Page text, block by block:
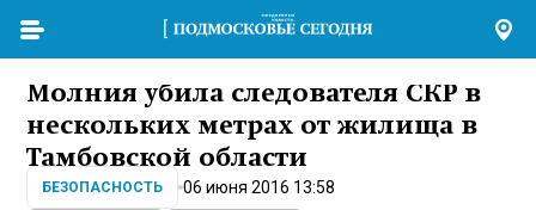
Молния убила следователя СКР в
нескольких метрах от жилища в
Тамбовской области
БЕЗОПАСНОСТЬ 06 июня 2016 13:58